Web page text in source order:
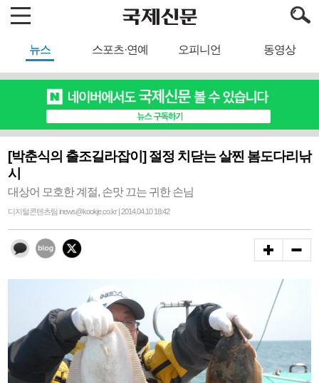
뉴스 스포츠·연예 오피니언 동영상
[박춘식의 출조길라잡이] 절정 치닫는 살찐 봄도다리낚
시
대상어 모호한 계절, 손맛 끄는 귀한 손님
디지털콘텐츠팀 inews@kookje.co.kr | 2014.04.10 18:42